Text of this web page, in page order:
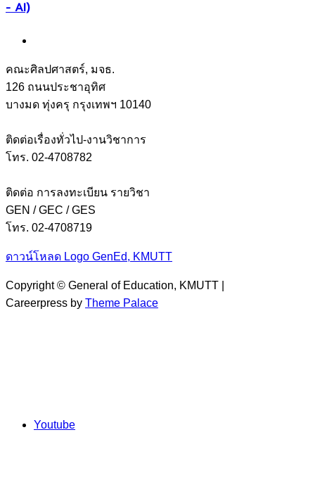
- AI)
คณะศิลปศาสตร์, มจธ.
126 ถนนประชาอุทิศ
บางมด ทุ่งครุ กรุงเทพฯ 10140
ติดต่อเรื่องทั่วไป-งานวิชาการ
โทร. 02-4708782
ติดต่อ การลงทะเบียน รายวิชา
GEN / GEC / GES
โทร. 02-4708719
ดาวน์โหลด Logo GenEd, KMUTT
Copyright © General of Education, KMUTT |
Careerpress by Theme Palace
Youtube